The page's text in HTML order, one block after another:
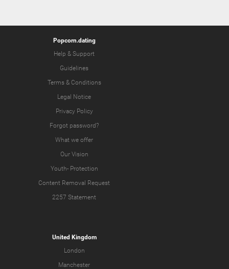
Popcorn.dating
Help & Support
Guidelines
Terms & Conditions
Legal Notice
Privacy Policy
Forgot password?
What we offer
Our Vision
Youth- Protection
Content Removal Request
2257 Statement
United Kingdom
London
Manchester